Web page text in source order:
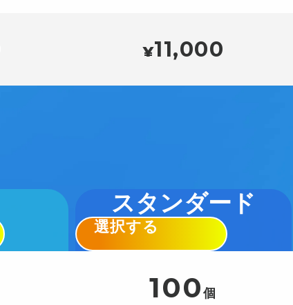
¥11,000
スタンダード
選択する
100個